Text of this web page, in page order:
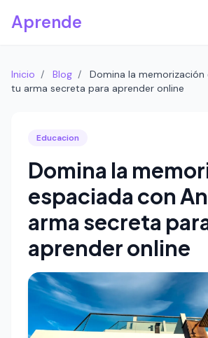
Aprende
Inicio / Blog /
Domina la memorización
tu arma secreta para aprender online
Educacion
Domina la
espaciada con
arma secreta
aprender online